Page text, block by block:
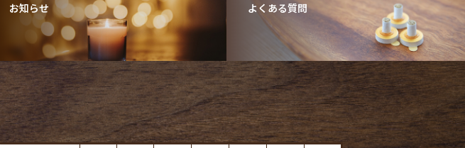
お知らせ よくある質問